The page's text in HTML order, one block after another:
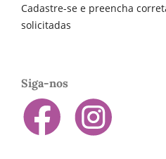
Cadastre-se e preencha
solicitadas
Siga-nos